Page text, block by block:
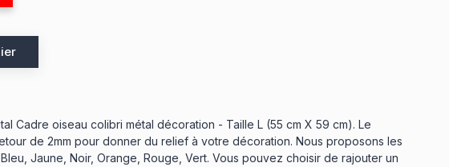
Cadre oiseau colibri métal décoration - Taille L (55 cm X 59 cm). Le
de 2mm pour donner du relief à votre décoration. Nous proposons les
Jaune, Noir, Orange, Rouge, Vert. Vous pouvez choisir de rajouter un